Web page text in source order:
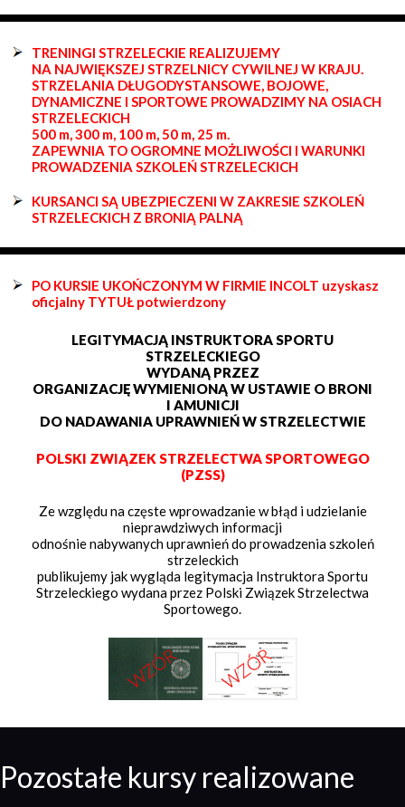
TRENINGI STRZELECKIE REALIZUJEMY
NA NAJWIĘKSZEJ STRZELNICY CYWILNEJ W KRAJU.
STRZELANIA DŁUGODYSTANSOWE, BOJOWE,
DYNAMICZNE I SPORTOWE PROWADZIMY NA OSIACH
STRZELECKICH
500 m, 300 m, 100 m, 50 m, 25 m.
ZAPEWNIA TO OGROMNE MOŻLIWOŚCI I WARUNKI
PROWADZENIA SZKOLEŃ STRZELECKICH
KURSANCI SĄ UBEZPIECZENI W ZAKRESIE SZKOLEŃ
STRZELECKICH Z BRONIĄ PALNĄ
PO KURSIE UKOŃCZONYM W FIRMIE INCOLT uzyskasz
oficjalny TYTUŁ potwierdzony
LEGITYMACJĄ INSTRUKTORA SPORTU
STRZELECKIEGO
WYDANĄ PRZEZ
ORGANIZACJĘ WYMIENIONĄ W USTAWIE O BRONI
I AMUNICJI
DO NADAWANIA UPRAWNIEŃ W STRZELECTWIE
POLSKI ZWIĄZEK STRZELECTWA SPORTOWEGO
(PZSS)
Ze względu na częste wprowadzanie w błąd i udzielanie
nieprawdziwych informacji
odnośnie nabywanych uprawnień do prowadzenia szkoleń
strzeleckich
publikujemy jak wygląda legitymacja Instruktora Sportu
Strzeleckiego wydana przez Polski Związek Strzelectwa
Sportowego.
Pozostałe kursy realizowane